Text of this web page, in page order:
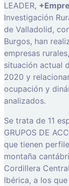
LEADER,
Investigación
de Valladolid,
Burgos, han
empresas
situación actual
2020 y
ocupación y
analizados.
Se trata de 11
GRUPOS DE
que tienen
montaña
Cordillera
Ibérica, a los